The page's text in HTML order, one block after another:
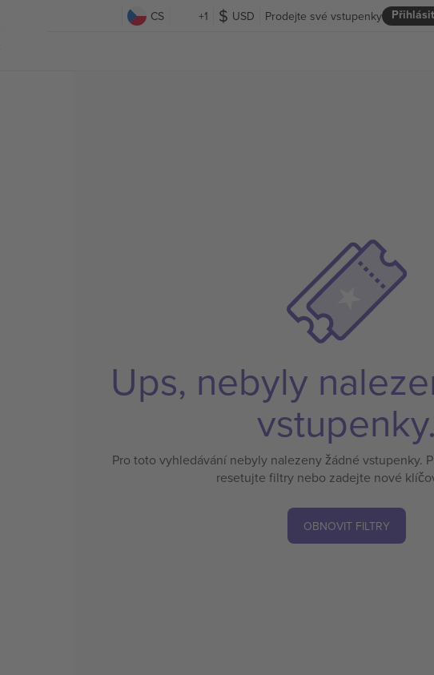
CS +1 USD Prodejte své vstupenky
Ups, nebyly
vstupenky.
Pro toto vyhledávání nebyly nalezeny žádné vstupenky.
resetujte filtry nebo zadejte nové
OBNOVIT FILTRY